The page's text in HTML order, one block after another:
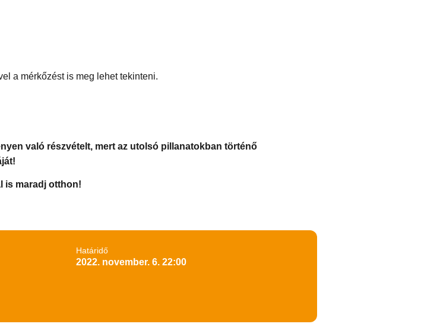
a mérkőzést is meg lehet tekinteni.
való részvételt, mert az utolsó pillanatokban történő
is maradj otthon!
Határidő
2022. november. 6. 22:00